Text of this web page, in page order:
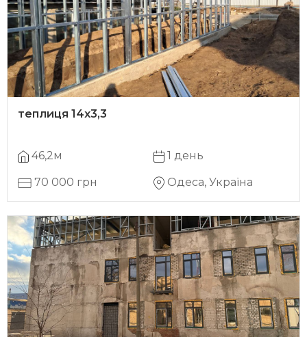
теплиця 14х3,3
46,2м 1 день
70 000 грн Одеса, Україна